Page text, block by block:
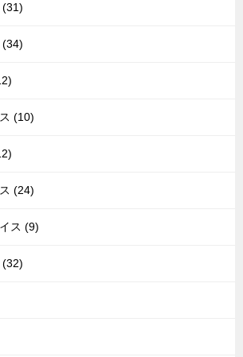
(31)
(34)
(10)
(24)
ス (9)
(32)